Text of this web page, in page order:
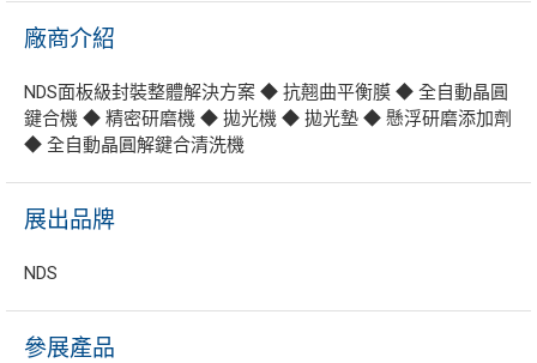
廠商介紹
NDS面板級封裝整體解決方案 ◆ 抗翹曲平衡膜 ◆ 全自動晶圓
鍵合機 ◆ 精密研磨機 ◆ 拋光機 ◆ 拋光墊 ◆ 懸浮研磨添加劑
◆ 全自動晶圓解鍵合清洗機
展出品牌
NDS
參展產品